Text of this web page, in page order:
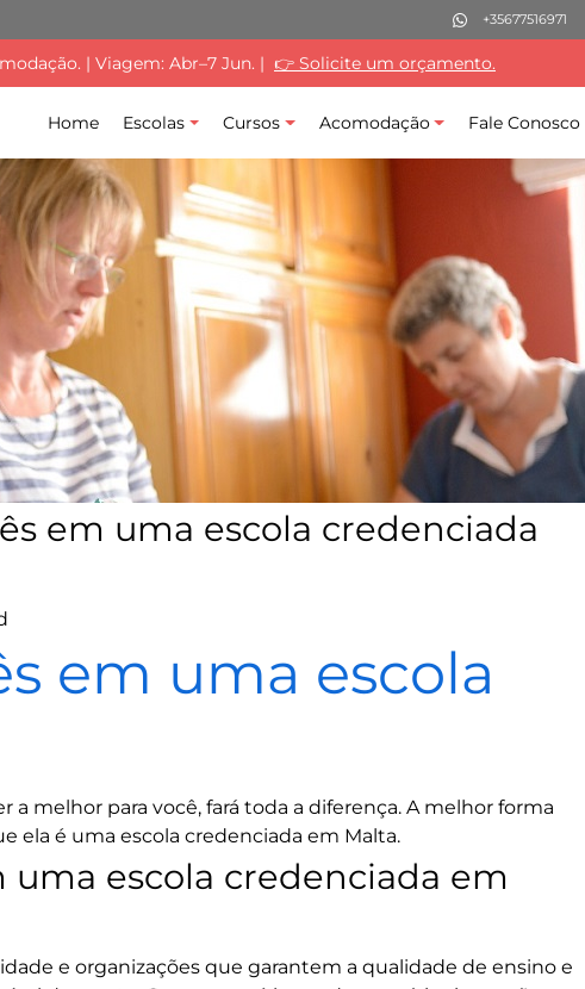
+35677516971
| Viagem: Abr–7 Jun. | 👉 Solicite um orçamento.
Home Escolas Cursos Acomodação Fale Conosco
em uma escola credenciada
em uma escola
a melhor para você, fará toda a diferença. A melhor forma
ela é uma escola credenciada em Malta.
escola credenciada em
e organizações que garantem a qualidade de ensino e